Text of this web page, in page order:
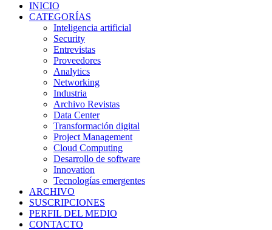
INICIO
CATEGORÍAS
Inteligencia artificial
Security
Entrevistas
Proveedores
Analytics
Networking
Industria
Archivo Revistas
Data Center
Transformación digital
Project Management
Cloud Computing
Desarrollo de software
Innovation
Tecnologías emergentes
ARCHIVO
SUSCRIPCIONES
PERFIL DEL MEDIO
CONTACTO